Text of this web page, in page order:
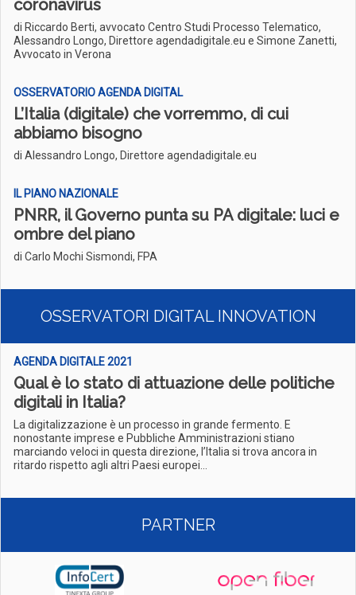
coronavirus
di Riccardo Berti, avvocato Centro Studi Processo Telematico,
Alessandro Longo, Direttore agendadigitale.eu e Simone Zanetti,
Avvocato in Verona
OSSERVATORIO AGENDA DIGITAL
L’Italia (digitale) che vorremmo, di cui
abbiamo bisogno
di Alessandro Longo, Direttore agendadigitale.eu
IL PIANO NAZIONALE
PNRR, il Governo punta su PA digitale: luci e
ombre del piano
di Carlo Mochi Sismondi, FPA
OSSERVATORI DIGITAL INNOVATION
AGENDA DIGITALE 2021
Qual è lo stato di attuazione delle politiche
digitali in Italia?
La digitalizzazione è un processo in grande fermento. E
nonostante imprese e Pubbliche Amministrazioni stiano
marciando veloci in questa direzione, l’Italia si trova ancora in
ritardo rispetto agli altri Paesi europei...
PARTNER